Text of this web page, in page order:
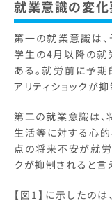
就業意識の変化
第一の就業意識は
学生の4月以降の就
ある。就労前に予
アリティショックが
第二の就業意識は、
生活等に対する心
点の将来不安が就労
クが抑制されると言
【図1】に示したの